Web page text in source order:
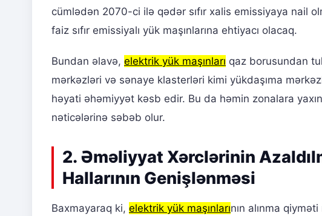
cümlədən 2070-ci ilə qədər sıfır xalis emissiyaya nail
faiz sıfır emissiyalı yük maşınlarına ehtiyacı olacaq.
Bundan əlavə, elektrik yük maşınları qaz borusundan
mərkəzləri və sənaye klasterləri kimi yükdaşıma
həyati əhəmiyyət kəsb edir. Bu da həmin zonalara
nəticələrinə səbəb olur.
2. Əməliyyat Xərclərinin
Hallarının Genişlənməsi
Baxmayaraq ki, elektrik yük maşınlarının alınma